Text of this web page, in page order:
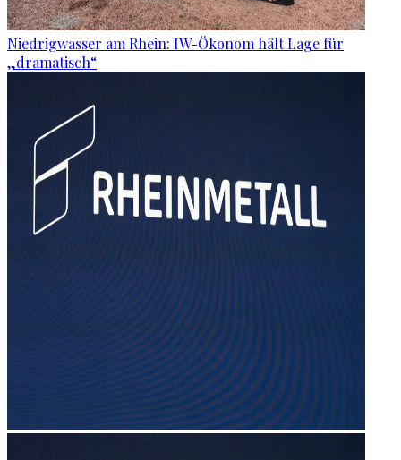
Niedrigwasser am Rhein: IW-Ökonom hält Lage für
„dramatisch“